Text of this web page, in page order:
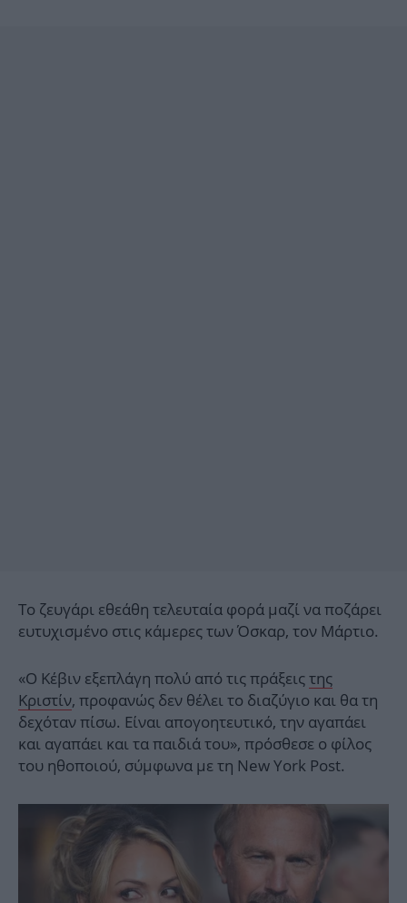
Το ζευγάρι εθεάθη τελευταία φορά μαζί να ποζάρει
ευτυχισμένο στις κάμερες των Όσκαρ, τον Μάρτιο.
«Ο Κέβιν εξεπλάγη πολύ από τις πράξειςτης
Κριστίν, προφανώς δεν θέλει το διαζύγιο και θα τη
δεχόταν πίσω. Είναι απογοητευτικό, την αγαπάει
και αγαπάει και τα παιδιά του», πρόσθεσε ο φίλος
του ηθοποιού, σύμφωνα με τη New York Post.